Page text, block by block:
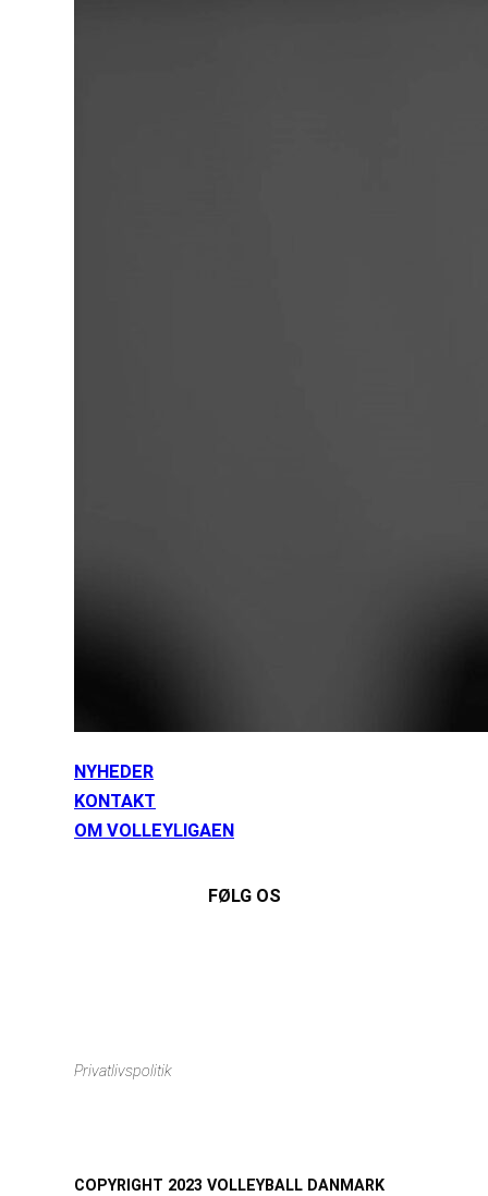
NYHEDER
KONTAKT
OM VOLLEYLIGAEN
FØLG OS
Privatlivspolitik
COPYRIGHT 2023 VOLLEYBALL DANMARK